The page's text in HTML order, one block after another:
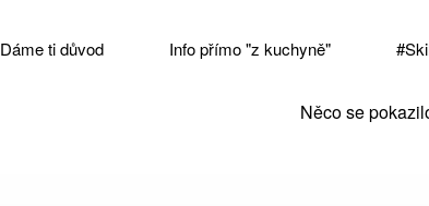
Dáme ti důvod Info přímo "z kuchyně"
Něco se